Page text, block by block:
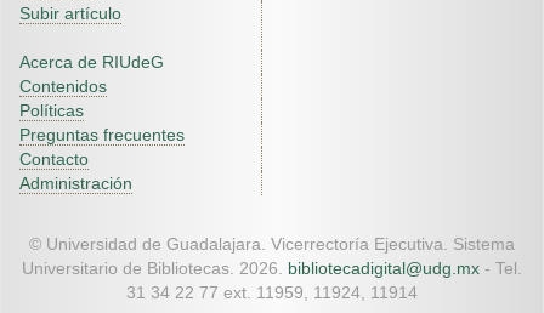
Subir artículo
Acerca de RIUdeG
Contenidos
Políticas
Preguntas frecuentes
Contacto
Administración
© Universidad de Guadalajara. Vicerrectoría Ejecutiva. Sistema
Universitario de Bibliotecas. 2026. bibliotecadigital@udg.mx - Tel.
31 34 22 77 ext. 11959, 11924, 11914